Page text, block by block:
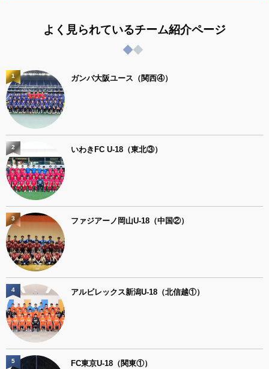
よく見られているチーム紹介ページ
ガンバ大阪ユース（関西④）
1
いわきFC U-18（東北③）
2
ファジアーノ岡山U-18（中国②）
3
アルビレックス新潟U-18（北信越①）
4
FC東京U-18（関東①）
5